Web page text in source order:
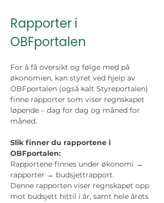
Rapporter i
OBFportalen
For å få oversikt og følge med på
økonomien, kan styret ved hjelp av
OBFportalen (også kalt Styreportalen)
finne rapporter som viser regnskapet
løpende – dag for dag og måned for
måned.
Slik finner du rapportene i
OBFportalen:
Rapportene finnes under økonomi →
rapporter → budsjettrapport.
Denne rapporten viser regnskapet opp
mot budsjett hittil i år, samt hele årets